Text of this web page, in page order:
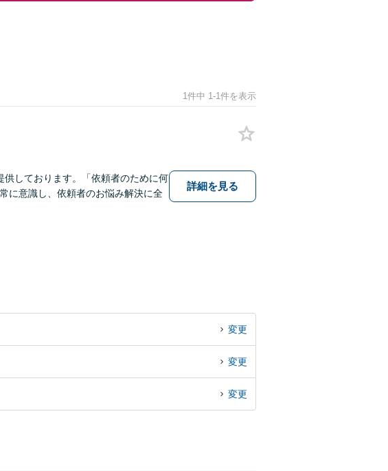
1件中 1-1件を表示
供しております。「依頼者のために何
に意識し、依頼者のお悩み解決に全
詳細を見る
変更
変更
変更